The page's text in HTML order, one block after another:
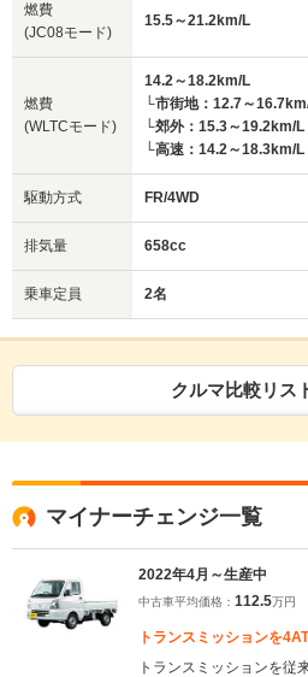
燃費
(JC08モード)
15.5～21.2km/L
燃費
(WLTCモード)
14.2～18.2km/L
└市街地：12.7～
└郊外：15.3～19.2km/L
└高速：14.2～18.3km/L
駆動方式 FR/4WD
排気量 658cc
乗車定員 2名
クルマ比較リス
マイナーチェンジ一覧
2022年4月～生産中
中古車平均価格： 112.5万円
トランスミッションを
トランスミッションを従